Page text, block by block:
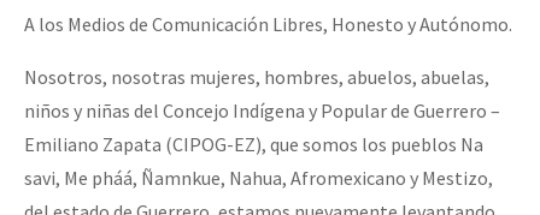
Video
Otras secciones
la naturaleza bajo asedio)
A los Medios de Comunicación Libres, Honesto y Autónomo.
Nosotros, nosotras mujeres, hombres, abuelos, abuelas,
niños y niñas del Concejo Indígena y Popular de Guerrero –
Emiliano Zapata (CIPOG-EZ), que somos los pueblos Na
savi, Me pháá, Ñamnkue, Nahua, Afromexicano y Mestizo,